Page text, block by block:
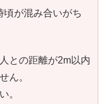
頃が混み合いがち
との距離が2m以内
ん。
。